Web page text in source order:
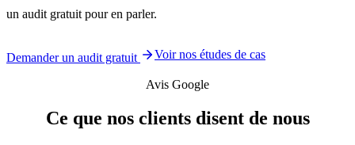
un audit gratuit pour en parler.
Demander un audit gratuit Voir nos études de cas
Avis Google
Ce que nos clients disent de nous